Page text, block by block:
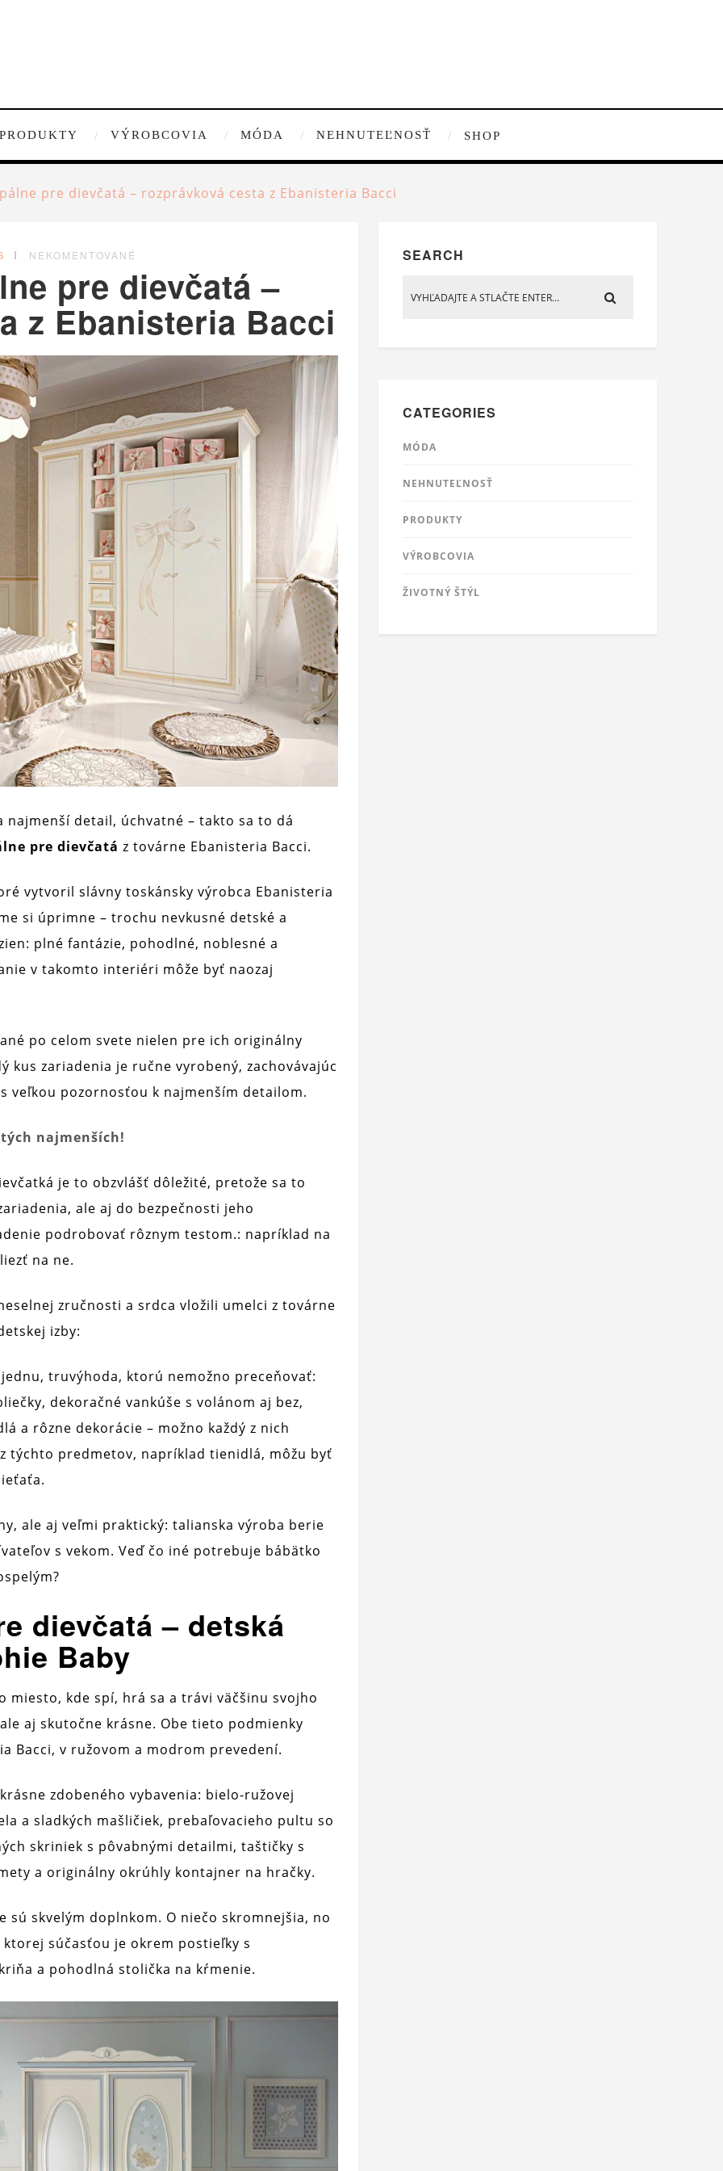
PRODUKTY VÝROBCOVIA MÓDA NEHNUTEĽNOSŤ SHOP
pre dievčatá – rozprávková cesta z Ebanisteria Bacci
NEKOMENTOVANÉ
pre dievčatá –
z Ebanisteria Bacci
najmenší detail, úchvatné – takto sa to dá
pre dievčatá z továrne Ebanisteria Bacci.
vytvoril slávny toskánsky výrobca Ebanisteria
si úprimne – trochu nevkusné detské a
plné fantázie, pohodlné, noblesné a
v takomto interiéri môže byť naozaj
po celom svete nielen pre ich originálny
kus zariadenia je ručne vyrobený, zachovávajúc
veľkou pozornosťou k najmenším detailom.
najmenších!
je to obzvlášť dôležité, pretože sa to
ale aj do bezpečnosti jeho
podrobovať rôznym testom.: napríklad na
na ne.
zručnosti a srdca vložili umelci z továrne
izby:
truvýhoda, ktorú nemožno preceňovať:
dekoračné vankúše s volánom aj bez,
a rôzne dekorácie – možno každý z nich
týchto predmetov, napríklad tienidlá, môžu byť
ale aj veľmi praktický: talianska výroba berie
s vekom. Veď čo iné potrebuje bábätko
dievčatá – detská
Baby
miesto, kde spí, hrá sa a trávi väčšinu svojho
aj skutočne krásne. Obe tieto podmienky
Bacci, v ružovom a modrom prevedení.
zdobeného vybavenia: bielo-ružovej
a sladkých mašličiek, prebaľovacieho pultu so
skriniek s pôvabnými detailmi, taštičky s
a originálny okrúhly kontajner na hračky.
sú skvelým doplnkom. O niečo skromnejšia, no
súčasťou je okrem postieľky s
a pohodlná stolička na kŕmenie.
SEARCH
CATEGORIES
MÓDA
NEHNUTEĽNOSŤ
PRODUKTY
VÝROBCOVIA
ŽIVOTNÝ ŠTÝL